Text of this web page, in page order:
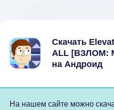
Скачать
ALL [ВЗЛОМ:
на Андроид
На нашем сайте можно